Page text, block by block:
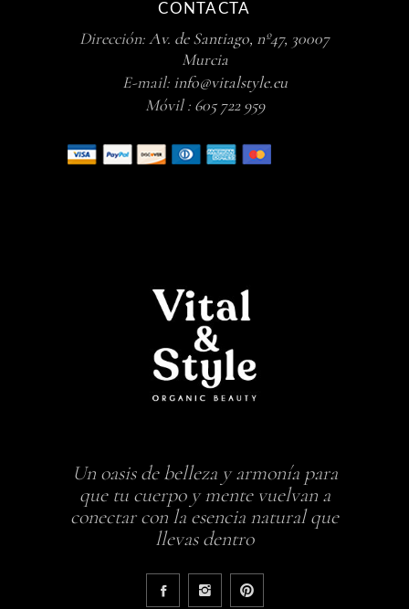
CONTACTA
Dirección:Av. de Santiago, nº47, 30007
Murcia
E-mail: info@vitalstyle.eu
Móvil : 605 722 959
Un oasis de belleza y armonía para
que tu cuerpo y mente vuelvan a
conectar con la esencia natural que
llevas dentro